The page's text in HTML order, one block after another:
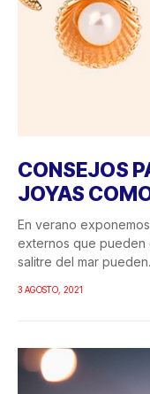
CONSEJOS
JOYAS
En verano
externos que pueden
salitre del mar
3 AGOSTO, 2021